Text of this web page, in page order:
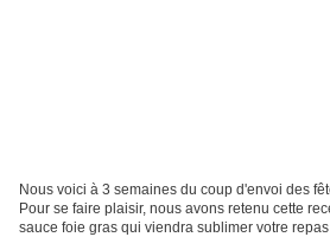
Nous voici à 3 semaines du coup d'envoi des
Pour se faire plaisir, nous avons retenu cette
sauce foie gras qui viendra sublimer votre